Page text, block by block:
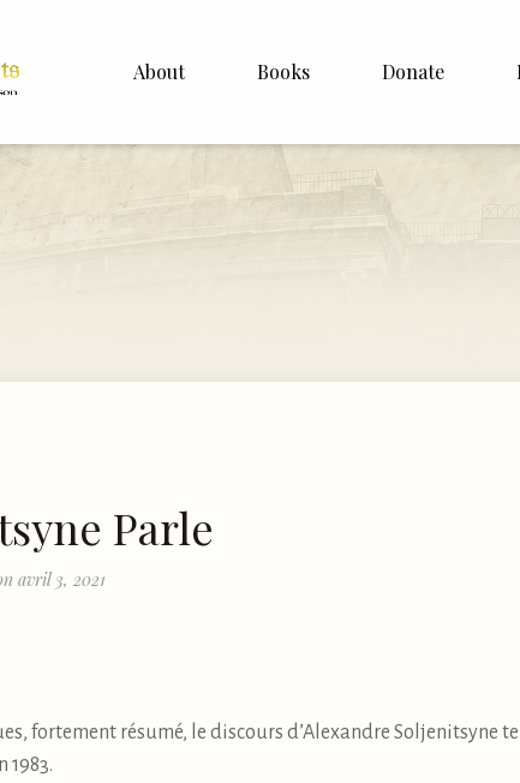
About Books Donate
Parle
avril 3, 2021
fortement résumé, le discours d’Alexandre Soljenitsyne
1983.